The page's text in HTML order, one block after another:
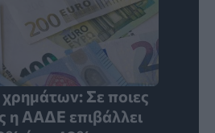
Σε ποιες
η ΑΑΔΕ επιβάλλει